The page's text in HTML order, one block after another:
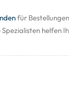
für
Spezialisten helfen